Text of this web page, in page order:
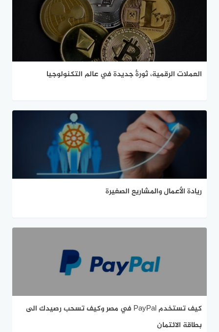
العملات الرقمية، ثورةٌ جديدة في عالم التكنولوجيا
ريادة الأعمال والمشاريع الصغيرة
كيف تستخدم PayPal في مصر وكيف تسحب رصيدك الى
بطاقة الائتمان